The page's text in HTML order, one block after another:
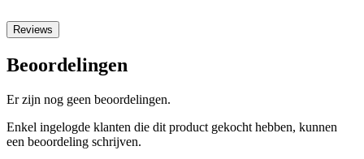
Reviews
Beoordelingen
Er zijn nog geen beoordelingen.
Enkel ingelogde klanten die dit product gekocht hebben, kunnen
een beoordeling schrijven.